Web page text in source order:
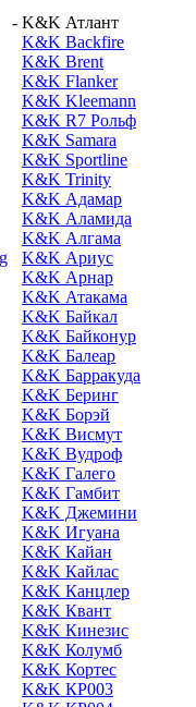
- K&K Атлант
K&K Backfire
K&K Brent
K&K Flanker
K&K Kleemann
K&K R7 Рольф
K&K Samara
K&K Sportline
K&K Trinity
K&K Адамар
K&K Аламида
K&K Алгама
K&K Ариус
K&K Арнар
K&K Атакама
K&K Байкал
K&K Байконур
K&K Балеар
K&K Барракуда
K&K Беринг
K&K Борэй
K&K Висмут
K&K Вудроф
K&K Галего
K&K Гамбит
K&K Джемини
K&K Игуана
K&K Кайан
K&K Кайлас
K&K Канцлер
K&K Квант
K&K Кинезис
K&K Колумб
K&K Кортес
K&K КР003